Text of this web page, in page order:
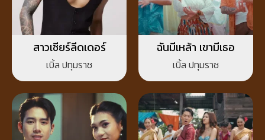
สาวเชียร์ลีดเดอร์
เบิ้ล ปทุมราช
ฉันมีเหล้า เขามีเธอ
เบิ้ล ปทุมราช